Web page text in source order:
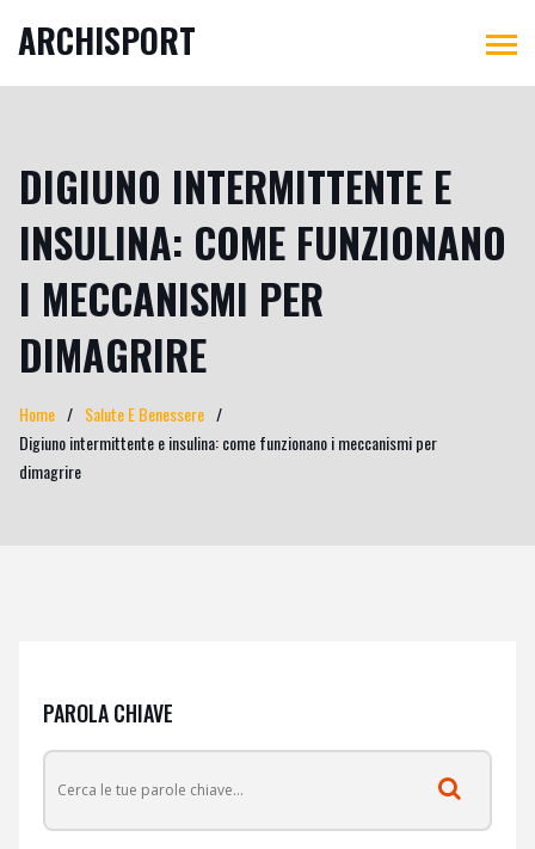
ARCHISPORT
DIGIUNO INTERMITTENTE E
INSULINA: COME FUNZIONANO
I MECCANISMI PER
DIMAGRIRE
Home
Salute E Benessere
Digiuno intermittente e insulina: come funzionano i meccanismi per
dimagrire
PAROLA CHIAVE